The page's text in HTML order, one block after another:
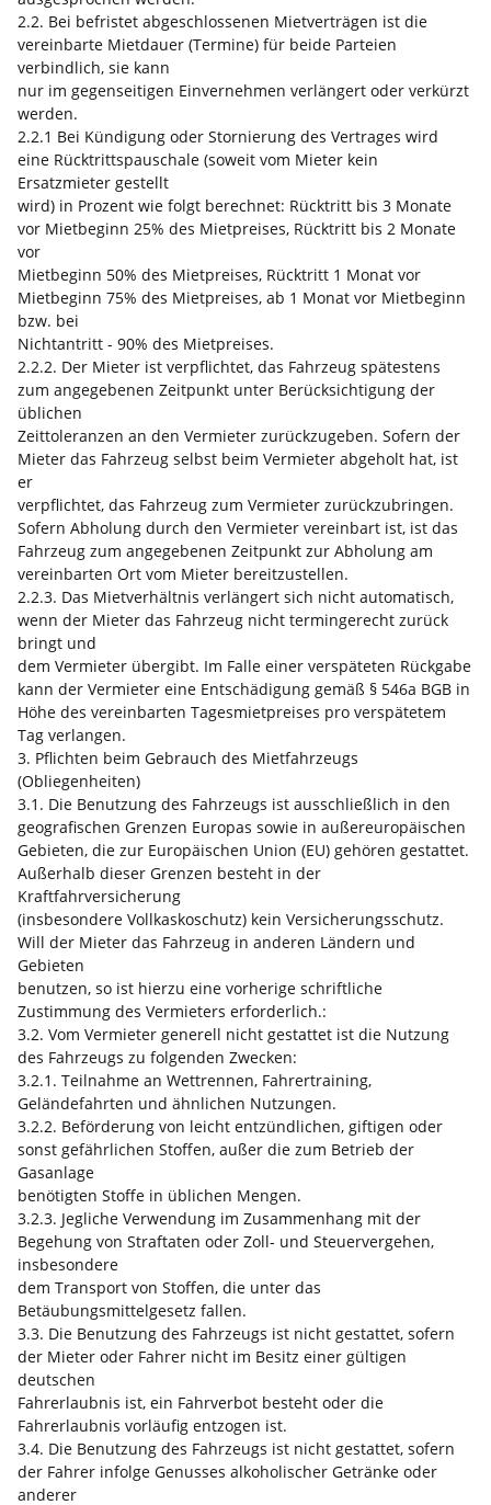
2.2. Bei befristet abgeschlossenen Mietverträgen ist die
vereinbarte Mietdauer (Termine) für beide Parteien
verbindlich, sie kann
nur im gegenseitigen Einvernehmen verlängert oder verkürzt
werden.
2.2.1 Bei Kündigung oder Stornierung des Vertrages wird
eine Rücktrittspauschale (soweit vom Mieter kein
Ersatzmieter gestellt
wird) in Prozent wie folgt berechnet: Rücktritt bis 3 Monate
vor Mietbeginn 25% des Mietpreises, Rücktritt bis 2 Monate
vor
Mietbeginn 50% des Mietpreises, Rücktritt 1 Monat vor
Mietbeginn 75% des Mietpreises, ab 1 Monat vor Mietbeginn
bzw. bei
Nichtantritt - 90% des Mietpreises.
2.2.2. Der Mieter ist verpflichtet, das Fahrzeug spätestens
zum angegebenen Zeitpunkt unter Berücksichtigung der
üblichen
Zeittoleranzen an den Vermieter zurückzugeben. Sofern der
Mieter das Fahrzeug selbst beim Vermieter abgeholt hat, ist
er
verpflichtet, das Fahrzeug zum Vermieter zurückzubringen.
Sofern Abholung durch den Vermieter vereinbart ist, ist das
Fahrzeug zum angegebenen Zeitpunkt zur Abholung am
vereinbarten Ort vom Mieter bereitzustellen.
2.2.3. Das Mietverhältnis verlängert sich nicht automatisch,
wenn der Mieter das Fahrzeug nicht termingerecht zurück
bringt und
dem Vermieter übergibt. Im Falle einer verspäteten Rückgabe
kann der Vermieter eine Entschädigung gemäß § 546a BGB in
Höhe des vereinbarten Tagesmietpreises pro verspätetem
Tag verlangen.
3. Pflichten beim Gebrauch des Mietfahrzeugs
(Obliegenheiten)
3.1. Die Benutzung des Fahrzeugs ist ausschließlich in den
geografischen Grenzen Europas sowie in außereuropäischen
Gebieten, die zur Europäischen Union (EU) gehören gestattet.
Außerhalb dieser Grenzen besteht in der
Kraftfahrversicherung
(insbesondere Vollkaskoschutz) kein Versicherungsschutz.
Will der Mieter das Fahrzeug in anderen Ländern und
Gebieten
benutzen, so ist hierzu eine vorherige schriftliche
Zustimmung des Vermieters erforderlich.:
3.2. Vom Vermieter generell nicht gestattet ist die Nutzung
des Fahrzeugs zu folgenden Zwecken:
3.2.1. Teilnahme an Wettrennen, Fahrertraining,
Geländefahrten und ähnlichen Nutzungen.
3.2.2. Beförderung von leicht entzündlichen, giftigen oder
sonst gefährlichen Stoffen, außer die zum Betrieb der
Gasanlage
benötigten Stoffe in üblichen Mengen.
3.2.3. Jegliche Verwendung im Zusammenhang mit der
Begehung von Straftaten oder Zoll- und Steuervergehen,
insbesondere
dem Transport von Stoffen, die unter das
Betäubungsmittelgesetz fallen.
3.3. Die Benutzung des Fahrzeugs ist nicht gestattet, sofern
der Mieter oder Fahrer nicht im Besitz einer gültigen
deutschen
Fahrerlaubnis ist, ein Fahrverbot besteht oder die
Fahrerlaubnis vorläufig entzogen ist.
3.4. Die Benutzung des Fahrzeugs ist nicht gestattet, sofern
der Fahrer infolge Genusses alkoholischer Getränke oder
anderer